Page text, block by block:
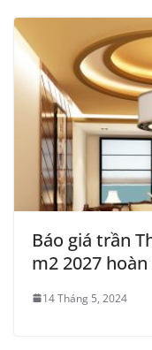
Báo giá trần
m2 2027
14 Tháng 5, 2024